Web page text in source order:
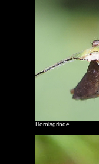
Hornisgrinde